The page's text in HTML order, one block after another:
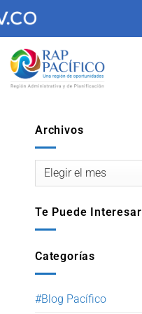
Archivos
Te Puede Interesar
Categorías
#Blog Pacífico